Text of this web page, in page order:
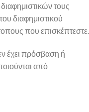
τους
διαφημιστικού
που επισκέπτεστε.
έχει πρόσβαση ή
από